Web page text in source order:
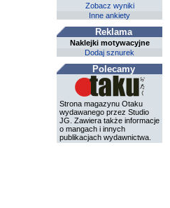
Zobacz wyniki
Inne ankiety
Reklama
Naklejki motywacyjne
Dodaj sznurek
Polecamy
Strona magazynu Otaku
wydawanego przez Studio
JG. Zawiera także informacje
o mangach i innych
publikacjach wydawnictwa.